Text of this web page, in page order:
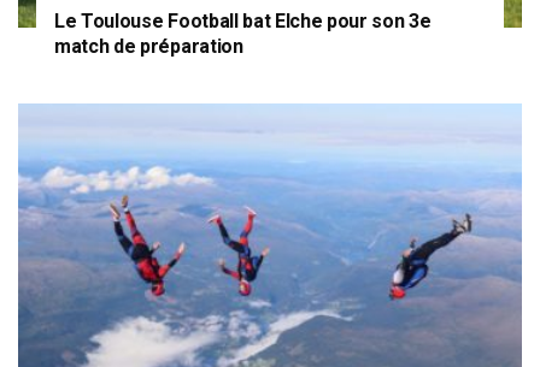
Le Toulouse Football bat Elche pour son 3e
match de préparation